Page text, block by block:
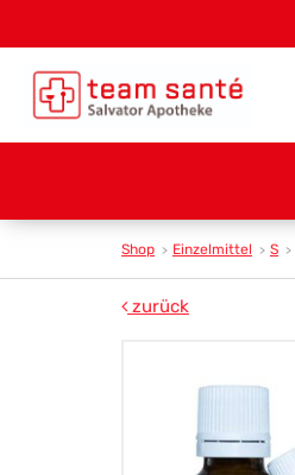
Shop Einzelmittel S
zurück